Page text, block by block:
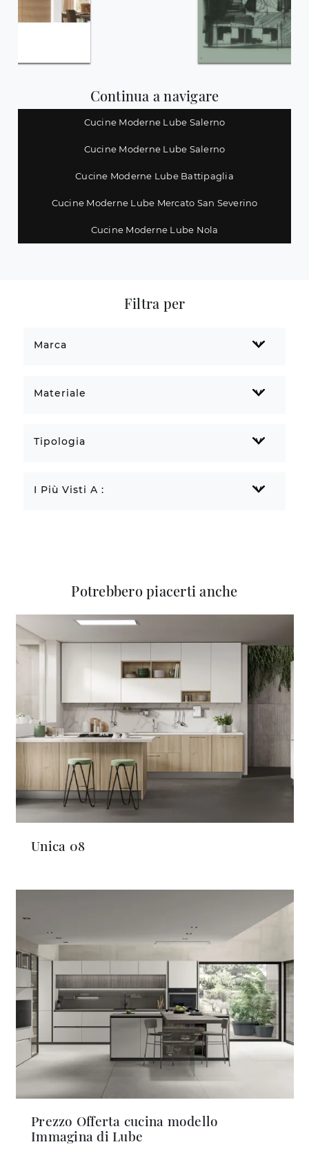
Continua a navigare
Cucine Moderne Lube Salerno
Cucine Moderne Lube Salerno
Cucine Moderne Lube Battipaglia
Cucine Moderne Lube Mercato San Severino
Cucine Moderne Lube Nola
Filtra per
Marca
Materiale
Tipologia
I Più Visti A :
Potrebbero piacerti anche
Unica 08
Prezzo Offerta cucina modello
Immagina di Lube